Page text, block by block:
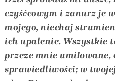
czyśćcowym i zanurz je
mojego, niechaj
ich upalenie. Wszystkie
przeze mnie umiłowane,
sprawiedliwości; w